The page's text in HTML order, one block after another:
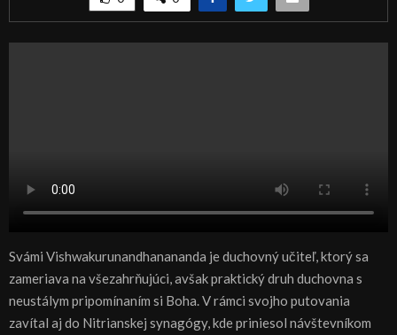
Svámi Vishwakurunandhanananda je duchovný učiteľ, ktorý sa
zameriava na všezahrňujúci, avšak praktický druh duchovna s
neustálym pripomínaním si Boha. V rámci svojho putovania
zavítal aj do Nitrianskej synagógy, kde priniesol návštevníkom